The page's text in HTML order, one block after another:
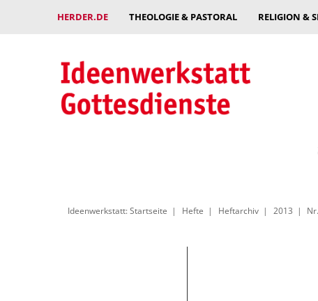
HERDER.DE THEOLOGIE & PASTORAL RELIGION &
Ideenwerkstatt: Startseite Hefte Heftarchiv 2013